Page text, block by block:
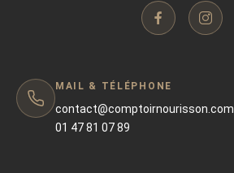
MAIL & TÉLÉPHONE
contact@comptoirnourisson.com
01 47 81 07 89